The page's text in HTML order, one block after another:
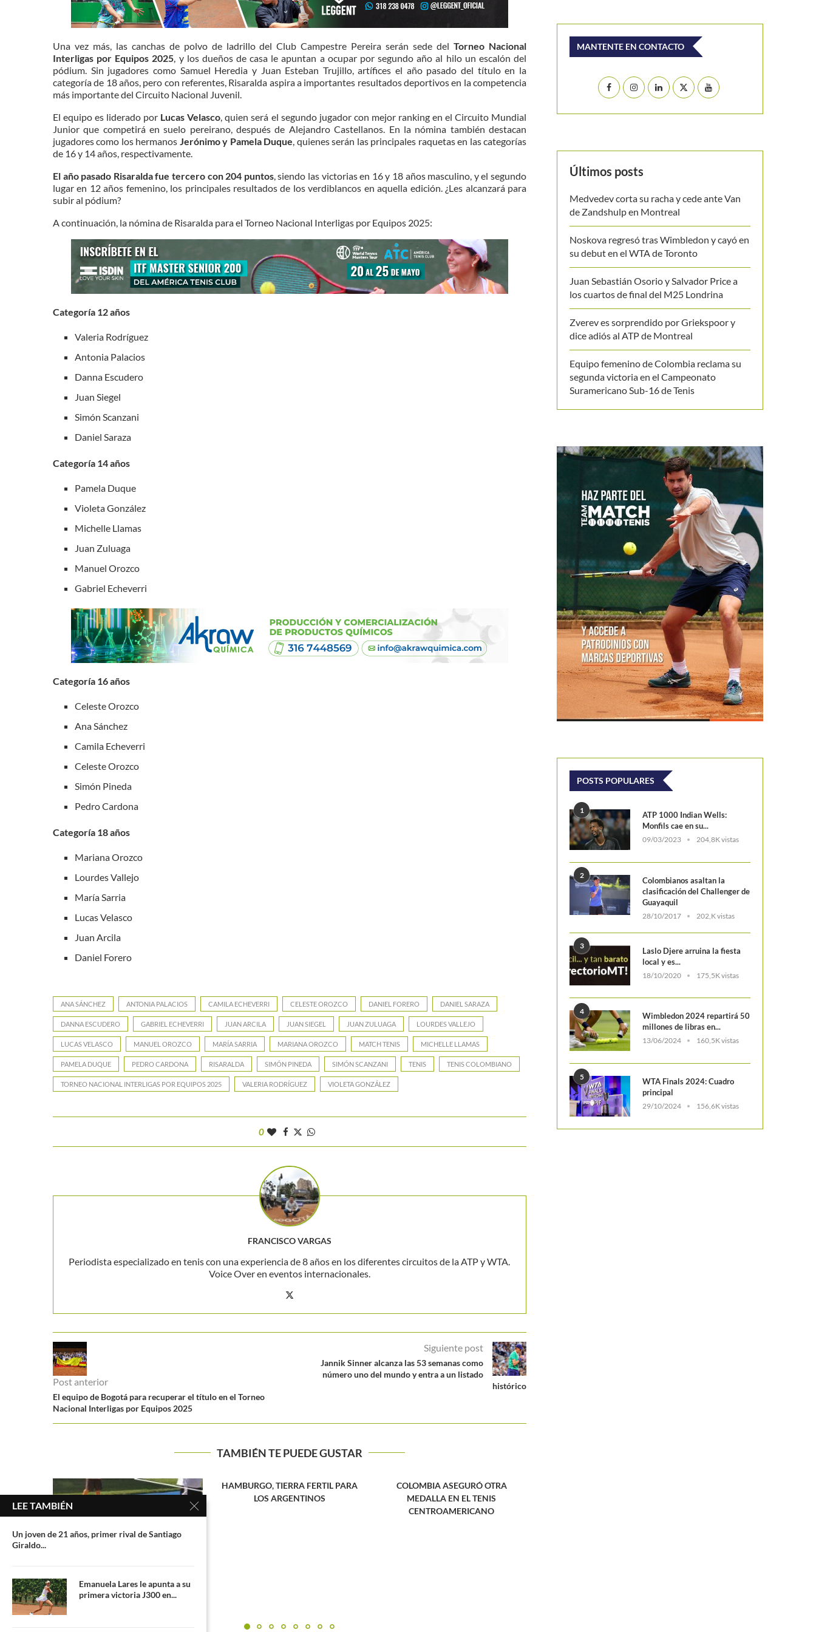
Una vez más, las canchas de polvo de ladrillo del Club Campestre Pereira serán sede del Torneo Nacional
Interligas por Equipos 2025, y los dueños de casa le apuntan a ocupar por segundo año al hilo un escalón del
pódium. Sin jugadores como Samuel Heredia y Juan Esteban Trujillo, artífices el año pasado del título en la
categoría de 18 años, pero con referentes, Risaralda aspira a importantes resultados deportivos en la competencia
más importante del Circuito Nacional Juvenil.
El equipo es liderado por Lucas Velasco, quien será el segundo jugador con mejor ranking en el Circuito Mundial
Junior que competirá en suelo pereirano, después de Alejandro Castellanos. En la nómina también destacan
jugadores como los hermanos Jerónimo y Pamela Duque, quienes serán las principales raquetas en las categorías
de 16 y 14 años, respectivamente.
El año pasado Risaralda fue tercero con 204 puntos, siendo las victorias en 16 y 18 años masculino, y el segundo
lugar en 12 años femenino, los principales resultados de los verdiblancos en aquella edición. ¿Les alcanzará para
subir al pódium?
A continuación, la nómina de Risaralda para el Torneo Nacional Interligas por Equipos 2025:
Categoría 12 años
Valeria Rodríguez
Antonia Palacios
Danna Escudero
Juan Siegel
Simón Scanzani
Daniel Saraza
Categoría 14 años
Pamela Duque
Violeta González
Michelle Llamas
Juan Zuluaga
Manuel Orozco
Gabriel Echeverri
Categoría 16 años
Celeste Orozco
Ana Sánchez
Camila Echeverri
Celeste Orozco
Simón Pineda
Pedro Cardona
Categoría 18 años
Mariana Orozco
Lourdes Vallejo
María Sarria
Lucas Velasco
Juan Arcila
Daniel Forero
ANA SÁNCHEZ ANTONIA PALACIOS CAMILA ECHEVERRI CELESTE OROZCO DANIEL FORERO DANIEL SARAZA
DANNA ESCUDERO GABRIEL ECHEVERRI JUAN ARCILA JUAN SIEGEL JUAN ZULUAGA LOURDES VALLEJO
LUCAS VELASCO MANUEL OROZCO MARÍA SARRIA MARIANA OROZCO MATCH TENIS MICHELLE LLAMAS
PAMELA DUQUE PEDRO CARDONA RISARALDA SIMÓN PINEDA SIMÓN SCANZANI TENIS TENIS COLOMBIANO
TORNEO NACIONAL INTERLIGAS POR EQUIPOS 2025 VALERIA RODRÍGUEZ VIOLETA GONZÁLEZ
0
FRANCISCO VARGAS
Periodista especializado en tenis con una experiencia de 8 años en los diferentes circuitos de la ATP y WTA.
Voice Over en eventos internacionales.
Post anterior
El equipo de Bogotá para recuperar el título en el Torneo
Nacional Interligas por Equipos 2025
Siguiente post
Jannik Sinner alcanza las 53 semanas como
número uno del mundo y entra a un listado
histórico
TAMBIÉN TE PUEDE GUSTAR
del
HAMBURGO, TIERRA FERTIL PARA
LOS ARGENTINOS
COLOMBIA ASEGURÓ OTRA
MEDALLA EN EL TENIS
MANTENTE EN CONTACTO
Últimos posts
Medvedev corta su racha y cede ante Van
de Zandshulp en Montreal
Noskova regresó tras Wimbledon y cayó en
su debut en el WTA de Toronto
Juan Sebastián Osorio y Salvador Price a
los cuartos de final del M25 Londrina
Zverev es sorprendido por Griekspoor y
dice adiós al ATP de Montreal
Equipo femenino de Colombia reclama su
segunda victoria en el Campeonato
Suramericano Sub-16 de Tenis
POSTS POPULARES
1
ATP 1000 Indian Wells:
Monfils cae en su...
09/03/2023 204,8K vistas
2
Colombianos asaltan la
clasificación del Challenger de
Guayaquil
28/10/2017 202,K vistas
3
Laslo Djere arruina la fiesta
local y es...
18/10/2020 175,5K vistas
4
Wimbledon 2024 repartirá 50
millones de libras en...
13/06/2024 160,5K vistas
5
WTA Finals 2024: Cuadro
principal
29/10/2024 156,6K vistas
LEE TAMBIÉN
Un joven de 21 años, primer rival de Santiago
Giraldo...
Emanuela Lares le apunta a su
primera victoria J300 en...